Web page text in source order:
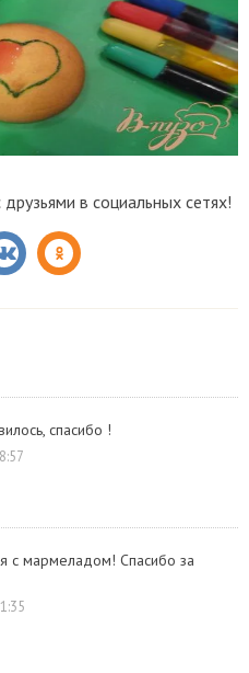
в социальных сетях!
спасибо !
с мармеладом! Спасибо за